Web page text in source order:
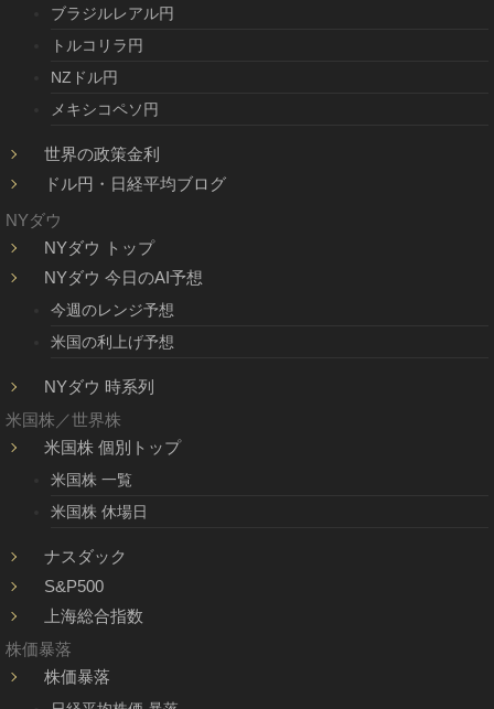
ブラジルレアル円
トルコリラ円
NZドル円
メキシコペソ円
世界の政策金利
ドル円・日経平均ブログ
NYダウ
NYダウ トップ
NYダウ 今日のAI予想
今週のレンジ予想
米国の利上げ予想
NYダウ 時系列
米国株／世界株
米国株 個別トップ
米国株 一覧
米国株 休場日
ナスダック
S&P500
上海総合指数
株価暴落
株価暴落